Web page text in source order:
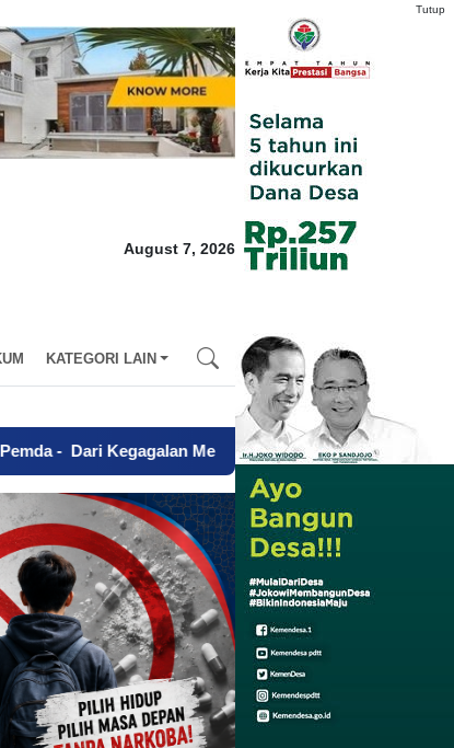
August 7, 2026
KATEGORI LAIN
Menuju Sapta Abdi Praja, Charina Anggie
Tutup